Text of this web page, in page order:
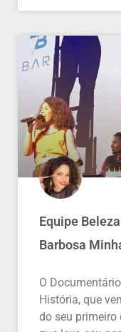
Equipe
Barbosa
O
História, que
do seu primeiro